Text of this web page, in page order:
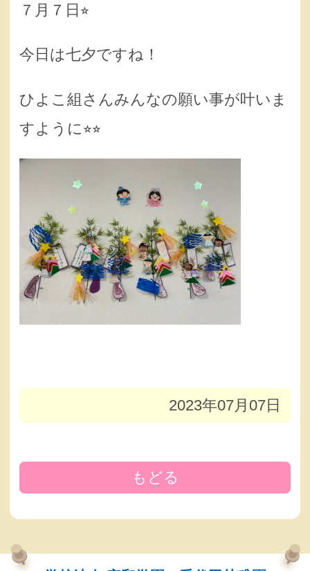
７月７日⭐︎
今日は七夕ですね！
ひよこ組さんみんなの願い事が叶いま
すように⭐︎⭐︎
2023年07月07日
もどる